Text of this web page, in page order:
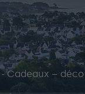
Cadeaux –